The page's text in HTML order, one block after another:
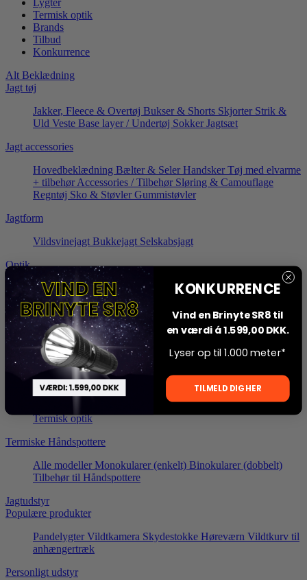
Termisk optik
Brands
Tilbud
Konkurrence
Alt Beklædning
Jagt tøj
Jakker, Fleece & Overtøj Bukser & Shorts Skjorter Strik &
Uld Veste Base layer / Undertøj Sokker Jagtsæt
Jagt accessories
Hovedbeklædning Bælter & Seler Handsker Tøj med elvarme
+ tilbehør Accessories / Tilbehør Sløring & Camouflage
Regntøj Sko & Støvler Gummistøvler
Jagtform
Vildsvinejagt Bukkejagt Selskabsjagt
Optik
Dagoptik
HåndkikkerterRiffeloptik / sigtekikkerter
Afstandsmåler
IR Infrarød optik
IR sigtekikkert
IR clip-on MontageTilbehør til IR optik
Termisk optik
Termisk clip-onMontageTilbehør til
Termisk optik
Termiske Håndspottere
Alle modeller Monokularer (enkelt) Binokularer (dobbelt)
Tilbehør til Håndspottere
Jagtudstyr
Populære produkter
Pandelygter Vildtkamera Skydestokke Høreværn Vildtkurv til
anhængertræk
Personligt udstyr
KONKURRENCE
Vind en Brinyte SR8 til
en værdi á 1.599,00 DKK.
Lyser op til 1.000 meter*
TILMELD DIG HER